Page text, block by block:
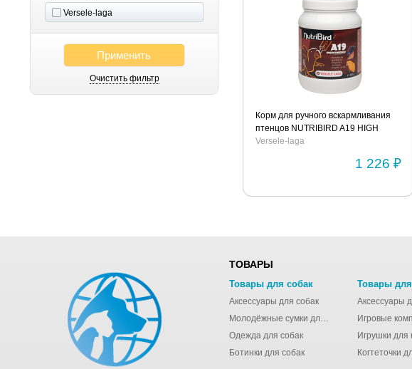
Versele-laga
Применить
Очистить фильтр
Корм для ручного вскармливания
птенцов NUTRIBIRD A19 HIGH
ENERGY
Versele-laga
1 226 ₽
ТОВАРЫ
Товары для собак
Аксессуары для собак
Молодёжные сумки для девушек
Одежда для собак
Ботинки для собак
Товары
Аксессуары
Игрушки для
Когтеточки